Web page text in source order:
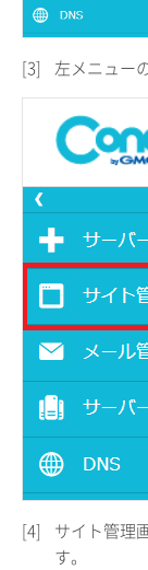
[3] 左メニュー
[4]
サイト管理
す。